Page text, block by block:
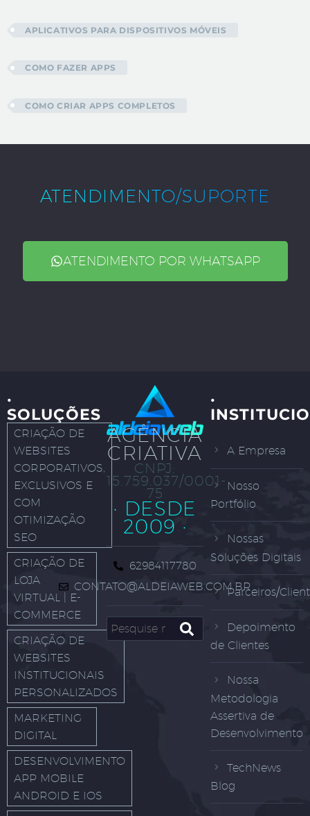
APLICATIVOS PARA DISPOSITIVOS MÓVEIS
COMO FAZER APPS
COMO CRIAR APPS COMPLETOS
ATENDIMENTO/SUPORTE
ATENDIMENTO POR WHATSAPP
·
SOLUÇÕES
CRIAÇÃO DE
WEBSITES
CORPORATIVOS,
EXCLUSIVOS E
COM
OTIMIZAÇÃO
SEO
CRIAÇÃO DE
LOJA
VIRTUAL | E-
COMMERCE
CRIAÇÃO DE
WEBSITES
INSTITUCIONAIS
PERSONALIZADOS
MARKETING
DIGITAL
DESENVOLVIMENTO
APP MOBILE
ANDROID E IOS
AGÊNCIA
CRIATIVA
CNPJ:
15.759.037/0001-
75
· DESDE
2009 ·
62984117780
CONTATO@ALDEIAWEB.COM.BR
·
A Empresa
Nosso
Portfólio
Nossas
Soluções Digitais
Parceiros/
Depoimento
de Clientes
Nossa
Metodologia
Assertiva de
Desenvolvimento
TechNews
Blog